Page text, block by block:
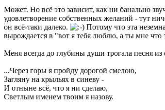
Может. Но всё это зависит, как ни банально
удовлетворение собственных желаний - тут
он всё-таки далеко.
Потому что эта
вырождается в "вот я тебя люблю, а ты мне что
Меня всегда до глубины души трогала песня
...Через горы я пройду дорогой смелою,
Загляну на крыльях в синеву -
И отныне всё, что я ни сделаю,
Светлым именем твоим я назову.